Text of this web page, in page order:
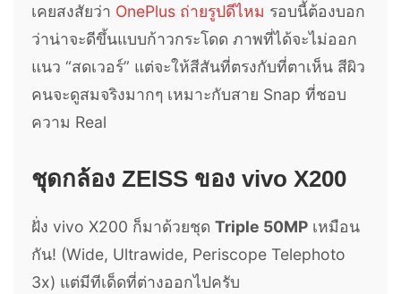
เคยสงสัยว่า OnePlus ถ่ายรูปดีไหม รอบนี้ต้องบอก
ว่าน่าจะดีขึ้นแบบก้าวกระโดด ภาพที่ได้จะไม่ออก
แนว “สดเวอร์” แต่จะให้สีสันที่ตรงกับที่ตาเห็น สีผิว
คนจะดูสมจริงมากๆ เหมาะกับสาย Snap ที่ชอบ
ความ Real
ชุดกล้อง ZEISS ของ vivo X200
ฝั่ง vivo X200 ก็มาด้วยชุด Triple 50MP เหมือน
กัน! (Wide, Ultrawide, Periscope Telephoto
3x) แต่มีทีเด็ดที่ต่างออกไปครับ